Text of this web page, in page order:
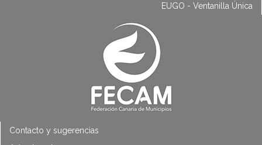
EUGO - Ventanilla Única
Contacto y sugerencias